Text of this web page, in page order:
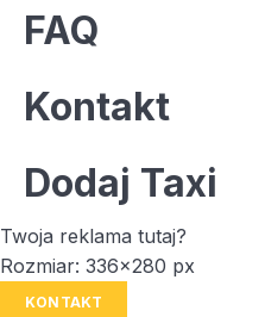
FAQ
Kontakt
Dodaj Taxi
Twoja reklama tutaj?
Rozmiar: 336x280 px
KONTAKT